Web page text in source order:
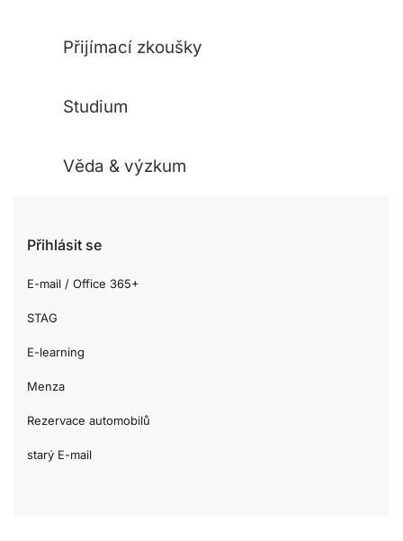
Přijímací zkoušky
Studium
Věda & výzkum
Přihlásit se
E-mail / Office 365+
STAG
E-learning
Menza
Rezervace automobilů
starý E-mail